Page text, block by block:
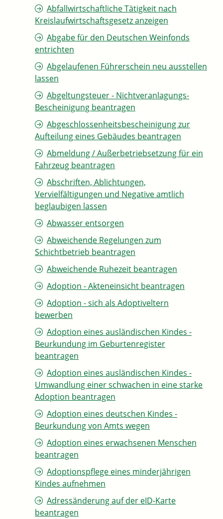
Abfallwirtschaftliche Tätigkeit nach
Kreislaufwirtschaftsgesetz anzeigen
Abgabe für den Deutschen Weinfonds
entrichten
Abgelaufenen Führerschein neu ausstellen
lassen
Abgeltungsteuer - Nichtveranlagungs-
Bescheinigung beantragen
Abgeschlossenheitsbescheinigung zur
Aufteilung eines Gebäudes beantragen
Abmeldung / Außerbetriebsetzung für ein
Fahrzeug beantragen
Abschriften, Ablichtungen,
Vervielfältigungen und Negative amtlich
beglaubigen lassen
Abwasser entsorgen
Abweichende Regelungen zum
Schichtbetrieb beantragen
Abweichende Ruhezeit beantragen
Adoption - Akteneinsicht beantragen
Adoption - sich als Adoptiveltern
bewerben
Adoption eines ausländischen Kindes -
Beurkundung im Geburtenregister
beantragen
Adoption eines ausländischen Kindes -
Umwandlung einer schwachen in eine starke
Adoption beantragen
Adoption eines deutschen Kindes -
Beurkundung von Amts wegen
Adoption eines erwachsenen Menschen
beantragen
Adoptionspflege eines minderjährigen
Kindes aufnehmen
Adressänderung auf der eID-Karte
beantragen